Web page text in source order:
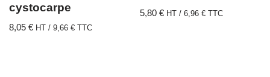
cystocarpe
8,05 € HT / 9,66 € TTC
5,80€ HT /6,96€ TTC